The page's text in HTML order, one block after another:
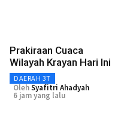
Prakiraan Cuaca
Wilayah Krayan Hari Ini
DAERAH 3T
OlehSyafitri Ahadyah
6 jam yang lalu